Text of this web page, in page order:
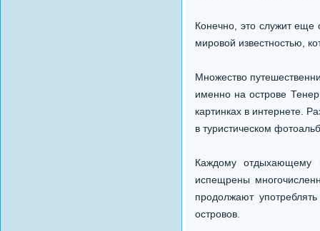
Конечно, это служит еще
мировой известностью,
Множество
именно на острове
картинках в интернете.
в туристическом
Каждому отдыхающему
испещрены
продолжают
островов.